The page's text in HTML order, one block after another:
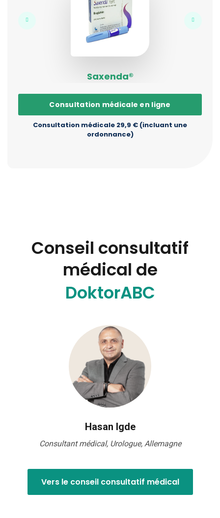
Saxenda®
Consultation médicale en ligne
Consultation médicale 29,9 € (incluant une
ordonnance)
Conseil consultatif
médical de
DoktorABC
Hasan Igde
Consultant médical, Urologue, Allemagne
Vers le conseil consultatif médical